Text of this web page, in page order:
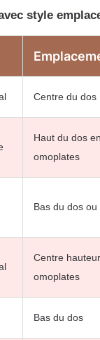
style
Centre du dos
Haut du dos
omoplates
Bas du dos ou
Centre
omoplates
Bas du dos